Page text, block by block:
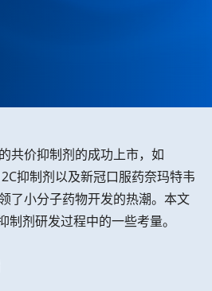
共价抑制剂的成功上市，如
抑制剂以及新冠口服药奈玛特韦
了小分子药物开发的热潮。本文
制剂研发过程中的一些考量。